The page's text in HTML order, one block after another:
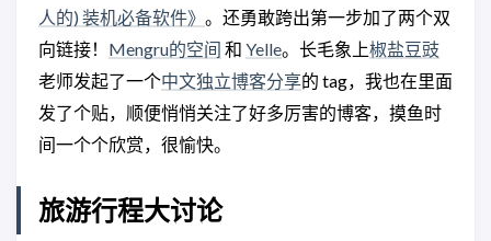
人的) 装机必备软件》 。还勇敢跨出第一步加了两个双
向链接！ Mengru的空间 和 Yelle。长毛象上椒盐豆豉
老师发起了一个中文独立博客分享的 tag，我也在里面
发了个贴，顺便悄悄关注了好多厉害的博客，摸鱼时
间一个个欣赏，很愉快。
旅游行程大讨论